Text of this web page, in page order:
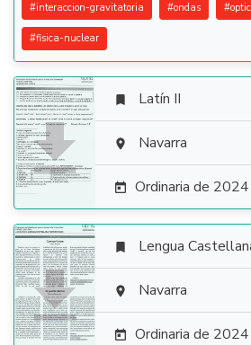
#interaccion-gravitatoria #ondas #
#fisica-nuclear

 Latín II
 Navarra
 Ordinaria de 2024

 Lengua
 Navarra
 Ordinaria de 2024